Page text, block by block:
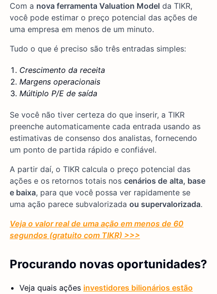
Com a nova ferramenta Valuation Model da TIKR,
você pode estimar o preço potencial das ações de
uma empresa em menos de um minuto.
Tudo o que é preciso são três entradas simples:
Crescimento da receita
Margens operacionais
Múltiplo P/E de saída
Se você não tiver certeza do que inserir, a TIKR
preenche automaticamente cada entrada usando as
estimativas de consenso dos analistas, fornecendo
um ponto de partida rápido e confiável.
A partir daí, o TIKR calcula o preço potencial das
ações e os retornos totais nos cenários de alta, base
e baixa, para que você possa ver rapidamente se
uma ação parece subvalorizada ou supervalorizada.
Veja o valor real de uma ação em menos de 60
segundos (gratuito com TIKR) >>>
Procurando novas oportunidades?
Veja quais ações investidores bilionários estão